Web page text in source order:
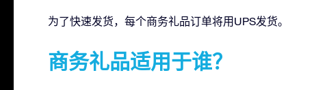
为了快速发货，每个商务礼品订单将用UPS发货。
商务礼品适用于谁？